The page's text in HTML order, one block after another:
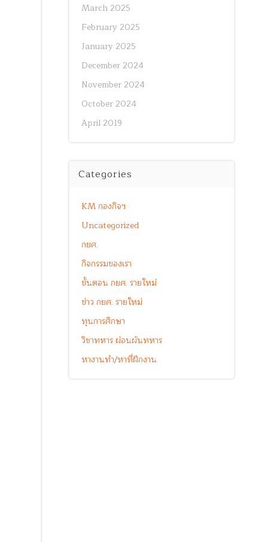
March 2025
February 2025
January 2025
December 2024
November 2024
October 2024
April 2019
Categories
KM กองกิจฯ
Uncategorized
กยศ.
กิจกรรมของเรา
ขั้นตอน กยศ. รายใหม่
ข่าว กยศ. รายใหม่
ทุนการศึกษา
วิชาทหาร ผ่อนผันทหาร
หางานทำ/หาที่ฝึกงาน